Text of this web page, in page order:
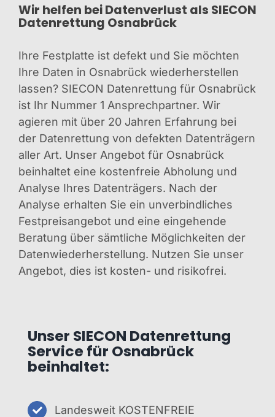
Wir helfen bei Datenverlust als SIECON
Datenrettung Osnabrück
Ihre Festplatte ist defekt und Sie möchten
Ihre Daten in Osnabrück wiederherstellen
lassen? SIECON Datenrettung für Osnabrück
ist Ihr Nummer 1 Ansprechpartner. Wir
agieren mit über 20 Jahren Erfahrung bei
der Datenrettung von defekten Datenträgern
aller Art. Unser Angebot für Osnabrück
beinhaltet eine kostenfreie Abholung und
Analyse Ihres Datenträgers. Nach der
Analyse erhalten Sie ein unverbindliches
Festpreisangebot und eine eingehende
Beratung über sämtliche Möglichkeiten der
Datenwiederherstellung. Nutzen Sie unser
Angebot, dies ist kosten- und risikofrei.
Unser SIECON Datenrettung
Service für Osnabrück
beinhaltet:
Landesweit KOSTENFREIE